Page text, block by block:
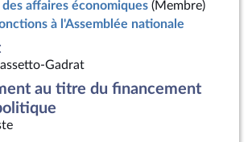
affaires économiques (Membre)
à l'Assemblée nationale
Gadrat
au titre du financement